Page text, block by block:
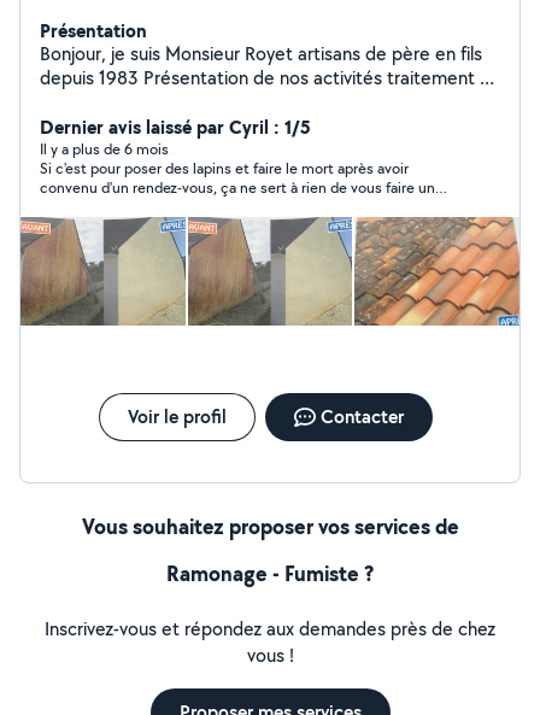
Présentation
Bonjour, je suis Monsieur Royet artisans de père en fils
depuis 1983 Présentation de nos activités traitement et
hydrofuge sur toute surface Décapage de toute toiture,
tuile, ardoise, fibro Mise en peinture de tous supports,
façade, mur, dallage, ferrure, voler Travaux de
maçonnerie en tout genre Habillage PVC,
remplacement de gouttière
Dernier avis laissé par Cyril : 1/5
Il y a plus de 6 mois
Si c'est pour poser des lapins et faire le mort après avoir
convenu d'un rendez-vous, ça ne sert à rien de vous faire un
Voir le profil Contacter
Vous souhaitez proposer vos services de
Ramonage - Fumiste ?
Inscrivez-vous et répondez aux demandes près de chez
vous !